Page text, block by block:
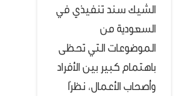
الشيك سند تنفيذي في
السعودية من
الموضوعات التي تحظى
باهتمام كبير بين الأفراد
وأصحاب الأعمال، نظرًا